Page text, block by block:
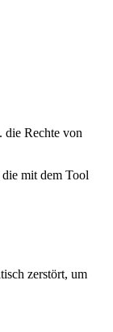
Rechte von
mit dem Tool
zerstört, um